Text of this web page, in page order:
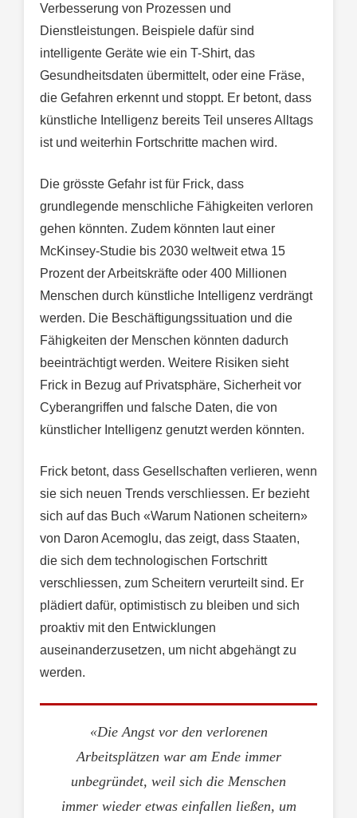
Verbesserung von Prozessen und
Dienstleistungen. Beispiele dafür sind
intelligente Geräte wie ein T-Shirt, das
Gesundheitsdaten übermittelt, oder eine Fräse,
die Gefahren erkennt und stoppt. Er betont, dass
künstliche Intelligenz bereits Teil unseres Alltags
ist und weiterhin Fortschritte machen wird.
Die grösste Gefahr ist für Frick, dass
grundlegende menschliche Fähigkeiten verloren
gehen könnten. Zudem könnten laut einer
McKinsey-Studie bis 2030 weltweit etwa 15
Prozent der Arbeitskräfte oder 400 Millionen
Menschen durch künstliche Intelligenz verdrängt
werden. Die Beschäftigungssituation und die
Fähigkeiten der Menschen könnten dadurch
beeinträchtigt werden. Weitere Risiken sieht
Frick in Bezug auf Privatsphäre, Sicherheit vor
Cyberangriffen und falsche Daten, die von
künstlicher Intelligenz genutzt werden könnten.
Frick betont, dass Gesellschaften verlieren, wenn
sie sich neuen Trends verschliessen. Er bezieht
sich auf das Buch «Warum Nationen scheitern»
von Daron Acemoglu, das zeigt, dass Staaten,
die sich dem technologischen Fortschritt
verschliessen, zum Scheitern verurteilt sind. Er
plädiert dafür, optimistisch zu bleiben und sich
proaktiv mit den Entwicklungen
auseinanderzusetzen, um nicht abgehängt zu
werden.
«Die Angst vor den verlorenen
Arbeitsplätzen war am Ende immer
unbegründet, weil sich die Menschen
immer wieder etwas einfallen ließen, um